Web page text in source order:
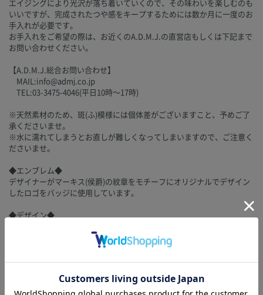
エイジングにより光沢が落ち着いていくので、その味わいを楽しむのも
いいですが、完成されたつや感をキープするためには数か月に一度のお
手入れが必要です。
お手入れをご希望の際は、お近くのA.D.M.J.の直営店もしくは下記まで
お問い合わせください。
【A.D.M.J.総合お問い合わせ】
MAIL:info@admj.co.jp
TEL:03-3475-4046(平日10時～17時)
※天然素材のため、斑(ふ)模様には個体差がございますこと、予めご了
承くださいませ。
※水に濡れてしまうとお直しが難しくなってしまいますので、ご注意く
ださいませ。
◆エンブレム◆
デザイナーがマーキス(侯爵)の紋章をモチーフにオリジナルでデザイン
したロゴをバッジに使用しています。
◆デザイン◆
ふっくらとしたフォルムが魅力です。